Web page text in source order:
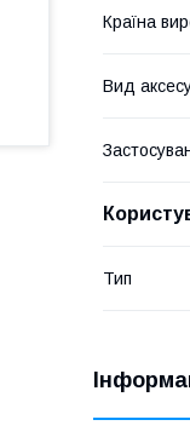
Країна
Вид
Тип